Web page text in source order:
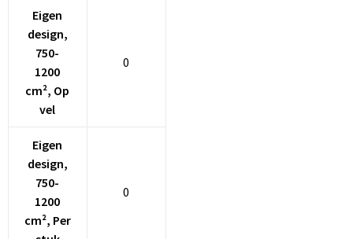
Eigen
design,
750-
1200
cm², Op
vel
0
Eigen
design,
750-
1200
cm², Per
0